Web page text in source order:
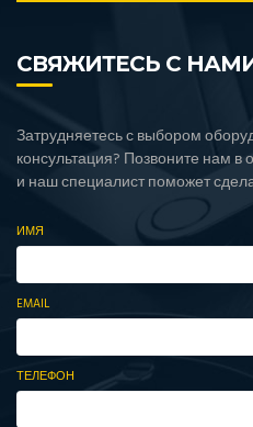
СВЯЖИТЕСЬ С
Затрудняетесь с выбором
консультация? Позвоните нам
и наш специалист поможет
ИМЯ
EMAIL
ТЕЛЕФОН